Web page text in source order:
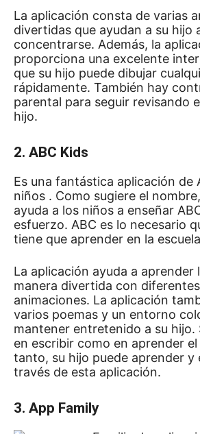
La aplicación consta de varias
divertidas que ayudan a su hijo
concentrarse. Además, la
proporciona una excelente
que su hijo puede dibujar
rápidamente. También hay
parental para seguir revisando
hijo.
2. ABC Kids
Es una fantástica aplicación de
niños . Como sugiere el
ayuda a los niños a enseñar
esfuerzo. ABC es lo necesario
tiene que aprender en la
La aplicación ayuda a aprender
manera divertida con diferentes
animaciones. La aplicación
varios poemas y un entorno
mantener entretenido a su hijo.
en escribir como en aprender el
tanto, su hijo puede aprender y
través de esta aplicación.
3. App Family